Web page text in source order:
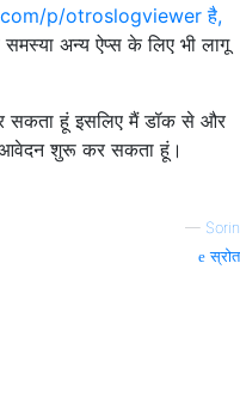
p/otroslogviewer है,
अन्य ऐप्स के लिए भी लागू
सकता हूं इसलिए मैं डॉक से और
शुरू कर सकता हूं।
— Sorin
स्रोत